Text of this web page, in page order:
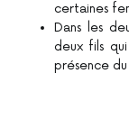
certaines
Dans les
deux fils
présence